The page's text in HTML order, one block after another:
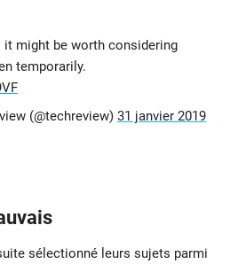
it might be worth considering
temporarily.
(@techreview) 31 janvier 2019
sélectionné leurs sujets parmi